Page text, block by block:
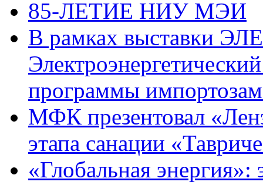
85-ЛЕТИЕ НИУ МЭИ
В рамках выставки
программы
МФК презентовал
этапа санации
«Глобальная энергия»: